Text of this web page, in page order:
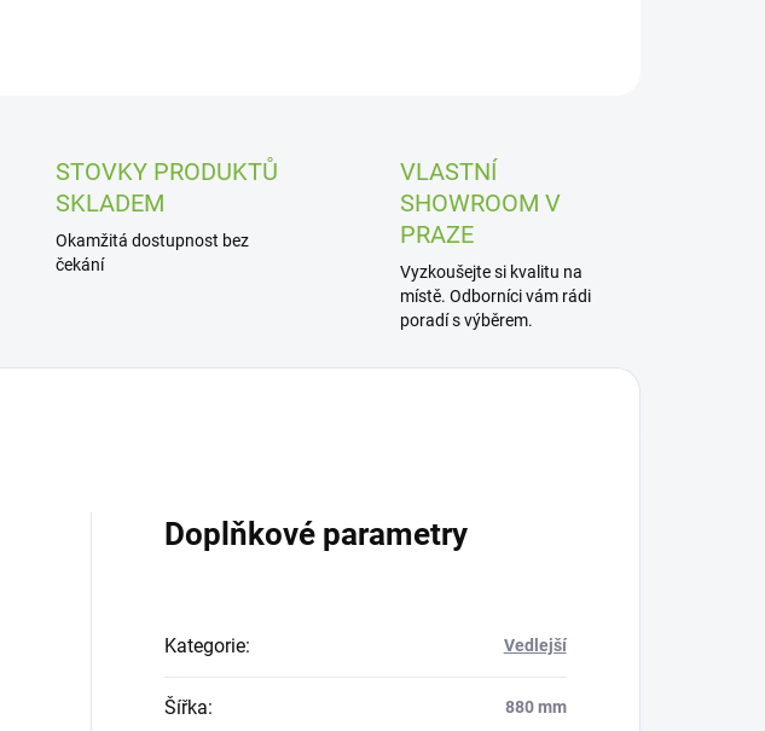
STOVKY PRODUKTŮ
SKLADEM
Okamžitá dostupnost bez
čekání
VLASTNÍ
SHOWROOM V
PRAZE
Vyzkoušejte si kvalitu na
místě. Odborníci vám rádi
poradí s výběrem.
Doplňkové parametry
Kategorie: Vedlejší
Šířka: 880 mm